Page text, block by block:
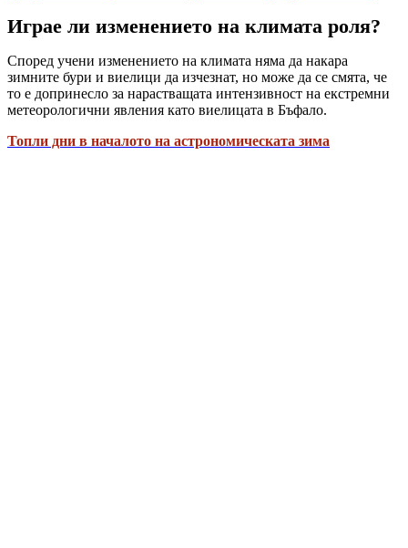
Играе ли изменението на климата роля?
Според учени изменението на климата няма да накара
зимните бури и виелици да изчезнат, но може да се смята, че
то е допринесло за нарастващата интензивност на екстремни
метеорологични явления като виелицата в Бъфало.
Топли дни в началото на астрономическата зима